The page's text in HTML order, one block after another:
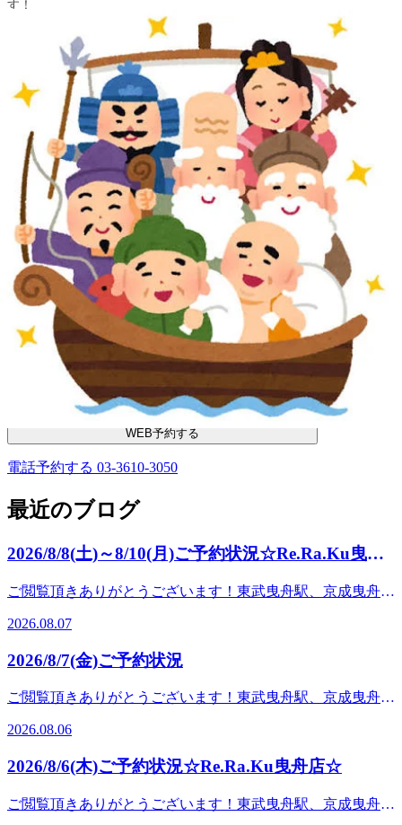
す！
『どんなコースが合っているのか分からない…』という方は
ぜひ一度、お越しになって、私達スタッフにお聞きください！
沢山の方のご来店、お待ちしております♪
『肩甲骨ストレッチ＆骨盤ストレッチ』をとり入れたリラク系ボデ
ィケア♪
マッサージとは違うボディケアで、お身体リフレッシュ♪
Re.Ra.Ku イトーヨーカドー曳舟店
〈営業時間>
10時～21時
東京都墨田区京島 1-2-1 イトーヨーカドー曳舟店2F
WEB予約する
電話予約する 03-3610-3050
最近のブログ
2026/8/8(土)～8/10(月)ご予約状況☆Re.Ra.Ku曳舟
ご閲覧頂きありがとうございます！東武曳舟駅、京成曳舟駅
(土)～10日(月) のご予約状況のお知らせです！8日(土)11：00
～14：00、15：50～21：00までのお時間帯に空きがございま
す。9日(日)10：00～21：00までのお時間帯に空きがござい
います。ペアでご案内出来るお時間もございますので是非お
気軽にお越しくださいませ！お電話もお待ちしております！
す。ご予約いただく際には変動が起きている場合もございま
すので、予めご了承くださいませ。みなさん こんにちは！
今日は、立秋【2026年】「立秋」は季節の変わり目を表す二
2026.08.07
2026/8/7(金)ご予約状況
ご閲覧頂きありがとうございます！東武曳舟駅、京成曳舟駅
月7日(金) のご予約状況のお知らせです！明日は10：00～
11：20、11：00～20：00のお時間帯に空きがございます。ま
だご案内可能時間が多いので、お客様のご希望にも沿いやす
で、是非お気軽にお越しくださいませ！お電話もお待ちして
2026.08.06
2026/8/6(木)ご予約状況☆Re.Ra.Ku曳舟店☆
ご閲覧頂きありがとうございます！東武曳舟駅、京成曳舟駅